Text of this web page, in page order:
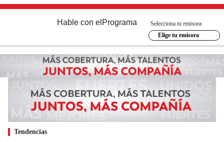
Hable con el Programa
Selecciona tu emisora
Elige tu emisora
Tendencias